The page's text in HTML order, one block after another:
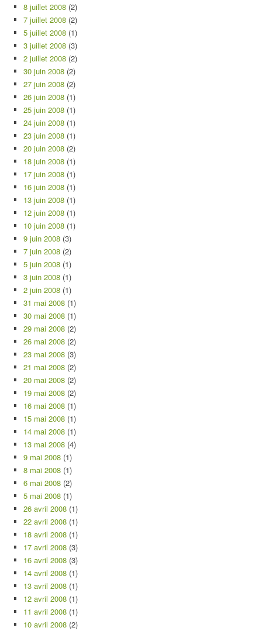
8 juillet 2008 (2)
7 juillet 2008 (2)
5 juillet 2008 (1)
3 juillet 2008 (3)
2 juillet 2008 (2)
30 juin 2008 (2)
27 juin 2008 (2)
26 juin 2008 (1)
25 juin 2008 (1)
24 juin 2008 (1)
23 juin 2008 (1)
20 juin 2008 (2)
18 juin 2008 (1)
17 juin 2008 (1)
16 juin 2008 (1)
13 juin 2008 (1)
12 juin 2008 (1)
10 juin 2008 (1)
9 juin 2008 (3)
7 juin 2008 (2)
5 juin 2008 (1)
3 juin 2008 (1)
2 juin 2008 (1)
31 mai 2008 (1)
30 mai 2008 (1)
29 mai 2008 (2)
26 mai 2008 (2)
23 mai 2008 (3)
21 mai 2008 (2)
20 mai 2008 (2)
19 mai 2008 (2)
16 mai 2008 (1)
15 mai 2008 (1)
14 mai 2008 (1)
13 mai 2008 (4)
9 mai 2008 (1)
8 mai 2008 (1)
6 mai 2008 (2)
5 mai 2008 (1)
26 avril 2008 (1)
22 avril 2008 (1)
18 avril 2008 (1)
17 avril 2008 (3)
16 avril 2008 (3)
14 avril 2008 (1)
13 avril 2008 (1)
12 avril 2008 (1)
11 avril 2008 (1)
10 avril 2008 (2)